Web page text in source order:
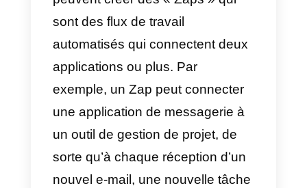
Supposons maintenant que vous
souhaitiez envoyer
automatiquement un message
WhatsApp personnalisé à
utilisateur qui remplit le
Pour ce faire, vous pouvez